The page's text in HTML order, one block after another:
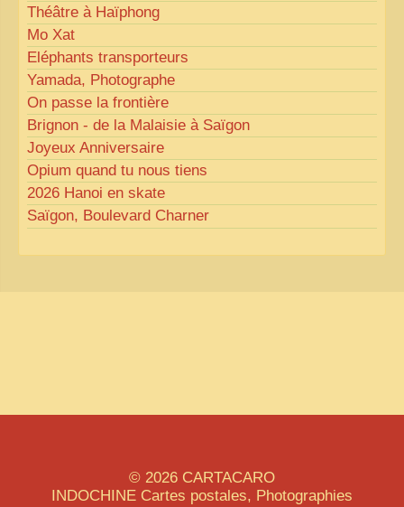
Théâtre à Haïphong
Mo Xat
Eléphants transporteurs
Yamada, Photographe
On passe la frontière
Brignon - de la Malaisie à Saïgon
Joyeux Anniversaire
Opium quand tu nous tiens
2026 Hanoi en skate
Saïgon, Boulevard Charner
© 2026 CARTACARO
INDOCHINE Cartes postales, Photographies